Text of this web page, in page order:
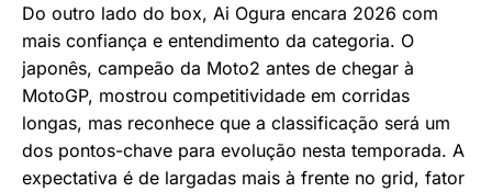
Do outro lado do box, Ai Ogura encara 2026 com
mais confiança e entendimento da categoria. O
japonês, campeão da Moto2 antes de chegar à
MotoGP, mostrou competitividade em corridas
longas, mas reconhece que a classificação será um
dos pontos-chave para evolução nesta temporada. A
expectativa é de largadas mais à frente no grid, fator